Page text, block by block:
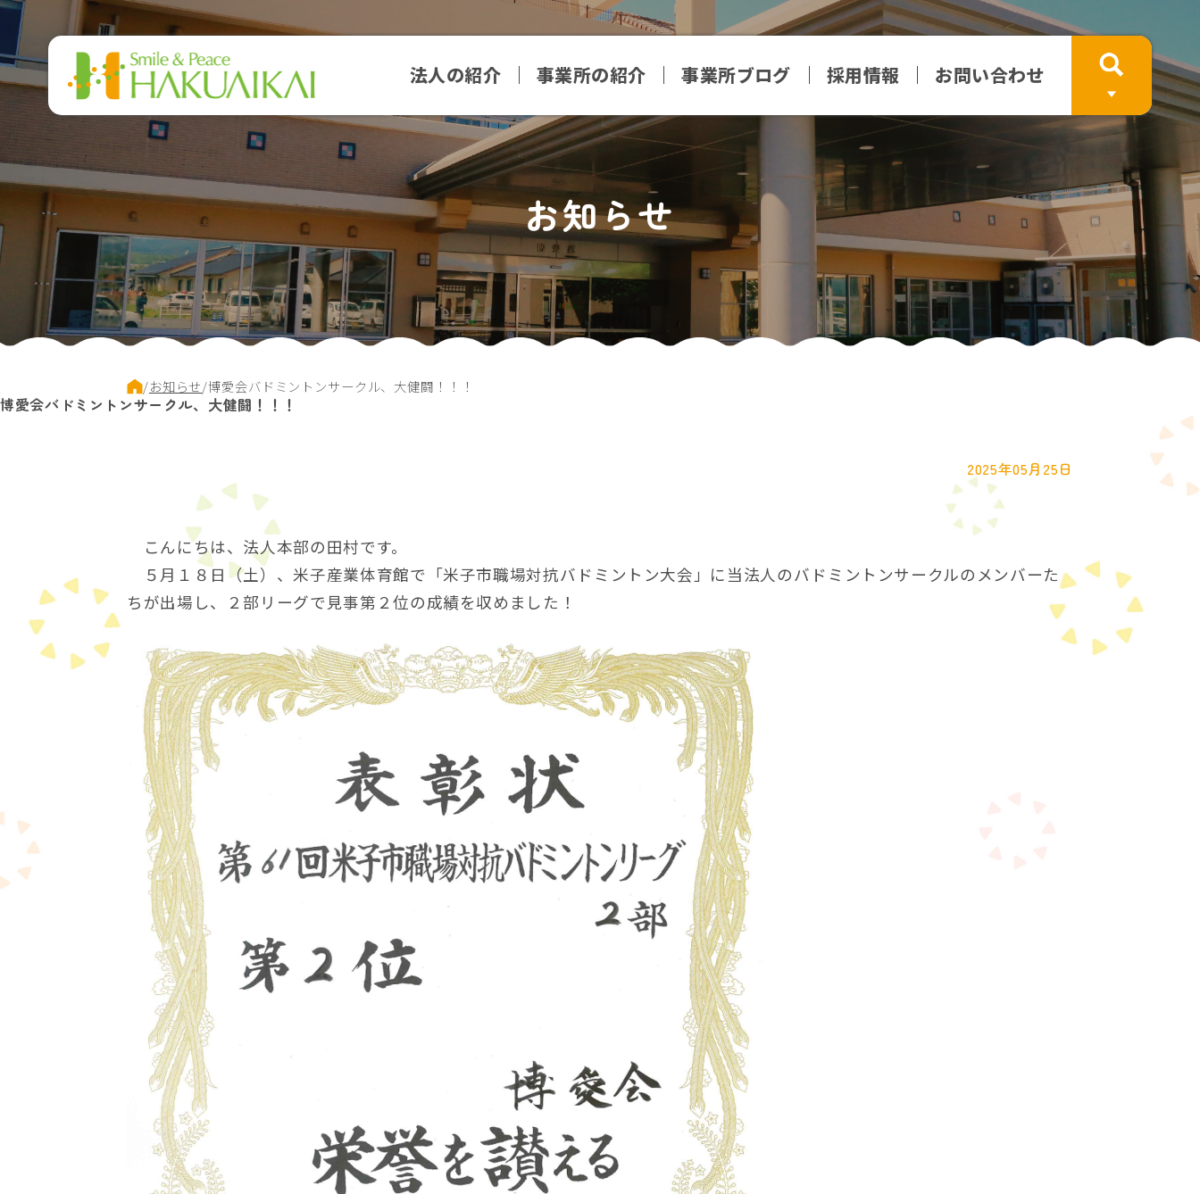
このページの本文へ
法人の紹介 事業所の紹介 事業所ブログ 採用情報 お問い合わせ
お知らせ
現
在
/お知らせ/博愛会バドミントンサークル、大健闘！！！
博愛会バドミントンサークル、大健闘！！！
2025年05月25日
こんにちは、法人本部の田村です。
５月１８日（土）、米子産業体育館で「米子市職場対抗バドミントン大会」に当法人のバドミントンサークルのメンバーた
ちが出場し、２部リーグで見事第２位の成績を収めました！